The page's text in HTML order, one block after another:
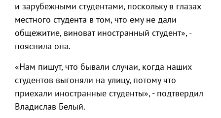
и зарубежными студентами, поскольку в глазах
местного студента в том, что ему не дали
общежитие, виноват иностранный студент», -
пояснила она.
«Нам пишут, что бывали случаи, когда наших
студентов выгоняли на улицу, потому что
приехали иностранные студенты», - подтвердил
Владислав Белый.